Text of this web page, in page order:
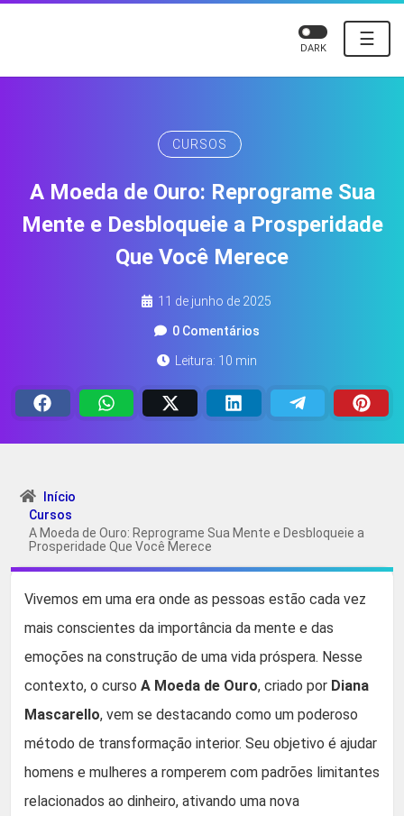
☰
DARK
CURSOS
A Moeda de Ouro: Reprograme Sua
Mente e Desbloqueie a Prosperidade
Que Você Merece
11 de junho de 2025
0 Comentários
Leitura: 10 min
Início
Cursos
A Moeda de Ouro: Reprograme Sua Mente e Desbloqueie a
Prosperidade Que Você Merece
Vivemos em uma era onde as pessoas estão cada vez
mais conscientes da importância da mente e das
emoções na construção de uma vida próspera. Nesse
contexto, o curso A Moeda de Ouro, criado por Diana
Mascarello, vem se destacando como um poderoso
método de transformação interior. Seu objetivo é ajudar
homens e mulheres a romperem com padrões limitantes
relacionados ao dinheiro, ativando uma nova